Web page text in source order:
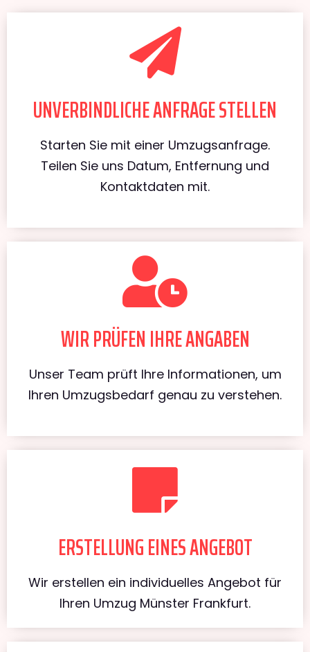
UNVERBINDLICHE ANFRAGE STELLEN
Starten Sie mit einer Umzugsanfrage.
Teilen Sie uns Datum, Entfernung und
Kontaktdaten mit.
WIR PRÜFEN IHRE ANGABEN
Unser Team prüft Ihre Informationen, um
Ihren Umzugsbedarf genau zu verstehen.
ERSTELLUNG EINES ANGEBOT
Wir erstellen ein individuelles Angebot für
Ihren Umzug Münster Frankfurt.